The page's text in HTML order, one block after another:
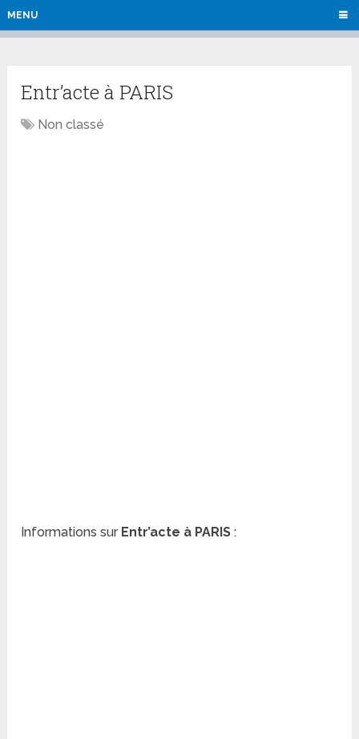
MENU
Entr’acte à PARIS
Non classé
Informations sur Entr’acte à PARIS :